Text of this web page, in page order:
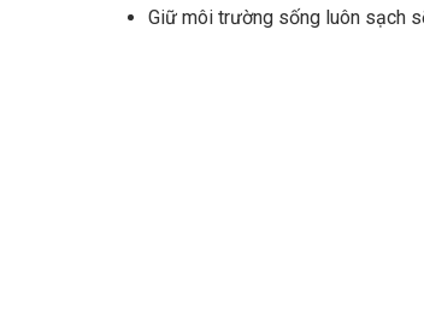
Giữ môi trường sống luôn sạch